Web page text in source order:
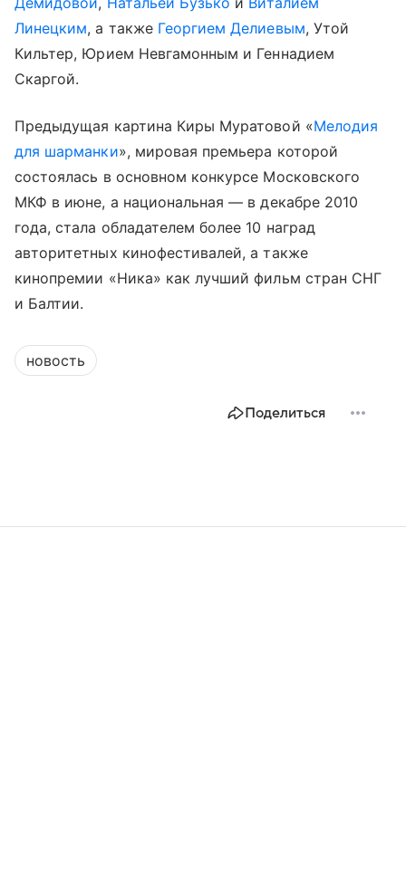
Линецким, а также Георгием Делиевым, Утой
Кильтер, Юрием Невгамонным и Геннадием
Скаргой.
Предыдущая картина Киры Муратовой «Мелодия
для шарманки», мировая премьера которой
состоялась в основном конкурсе Московского
МКФ в июне, а национальная — в декабре 2010
года, стала обладателем более 10 наград
авторитетных кинофестивалей, а также
кинопремии «Ника» как лучший фильм стран СНГ
и Балтии.
новость
Поделиться